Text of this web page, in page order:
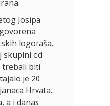
Josipa
logoraša.
skupini od
trebali biti
je 20
Hrvata.
a i danas